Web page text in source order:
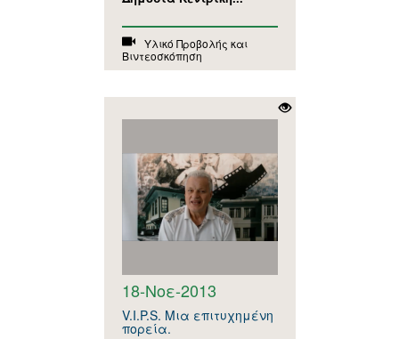
Υλικό Προβολής και
Βιντεοσκόπηση
18-Νοε-2013
V.I.P.S. Μια επιτυχημένη
πορεία.